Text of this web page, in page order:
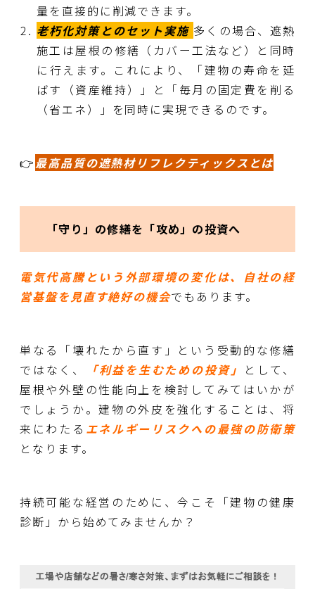
量を直接的に削減できます。
老朽化対策とのセット実施 多くの場合、遮熱
施工は屋根の修繕（カバー工法など）と同時
に行えます。これにより、「建物の寿命を延
ばす（資産維持）」と「毎月の固定費を削る
（省エネ）」を同時に実現できるのです。
👉 最高品質の遮熱材リフレクティックスとは
「守り」の修繕を「攻め」の投資へ
電気代高騰という外部環境の変化は、自社の経
営基盤を見直す絶好の機会でもあります。
単なる「壊れたから直す」という受動的な修繕
ではなく、
「利益を生むための投資」 として、
屋根や外壁の性能向上を検討してみてはいかが
でしょうか。建物の外皮を強化することは、将
来にわたる エネルギーリスクへの最強の防衛策
となります。
持続可能な経営のために、今こそ「建物の健康
診断」から始めてみませんか？